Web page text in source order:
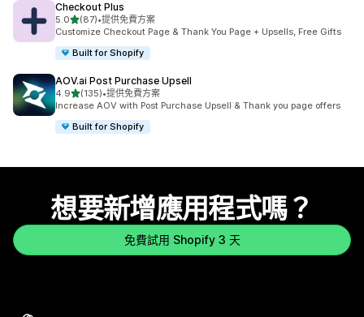
Checkout Plus
5.0滿分 5 顆星
(87)
共有 87 則評價
•提供免費方案
Customize Checkout Page & Thank You Page + Upsells, Free Gifts
Built for Shopify
AOV.ai Post Purchase Upsell
4.9滿分 5 顆星
(135)
共有 135 則評價
•提供免費方案
Increase AOV with Post Purchase Upsell & Thank you page offers
Built for Shopify
想要新增應用程式嗎？
免費試用 Shopify 3 天